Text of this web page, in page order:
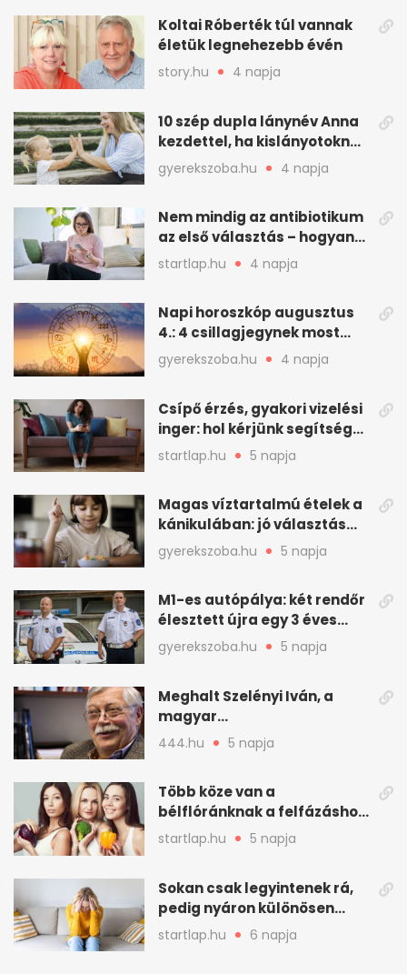
Koltai Róberték túl vannak
életük legnehezebb évén
story.hu 4 napja
10 szép dupla lánynév Anna
kezdettel, ha kislányotoknak
kerestek nevet
gyerekszoba.hu 4 napja
Nem mindig az antibiotikum
az első választás – hogyan
kezeljük a felfázást? (x)
startlap.hu 4 napja
Napi horoszkóp augusztus
4.: 4 csillagjegynek most
minden összejön
gyerekszoba.hu 4 napja
Csípő érzés, gyakori vizelési
inger: hol kérjünk segítséget
felfázás esetén?
startlap.hu 5 napja
Magas víztartalmú ételek a
kánikulában: jó választás
gyerekeknek
gyerekszoba.hu 5 napja
M1-es autópálya: két rendőr
élesztett újra egy 3 éves
kisfiút
gyerekszoba.hu 5 napja
Meghalt Szelényi Iván, a
magyar
társadalomtudomány
meghatározó alakja
444.hu 5 napja
Több köze van a
bélflóránknak a felfázáshoz,
mint hinnénk – Így védhetjük
nyáron a húgyutakat (x)
startlap.hu 5 napja
Sokan csak legyintenek rá,
pedig nyáron különösen
gyakran jelentkezik ez a
kellemetlen betegség
startlap.hu 6 napja